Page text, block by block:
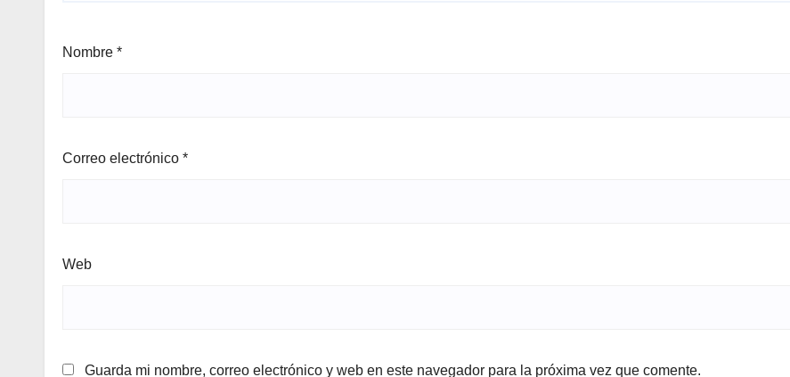
Nombre *
Correo electrónico *
Web
Guarda mi nombre, correo electrónico y web en este navegador para la próxima vez que comente.